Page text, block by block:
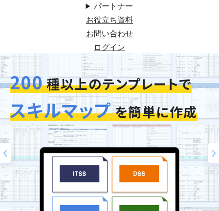
パートナー
お役立ち資料
お問い合わせ
ログイン
200
スキルマップ
今お使いの評価シートを
そのまま再現